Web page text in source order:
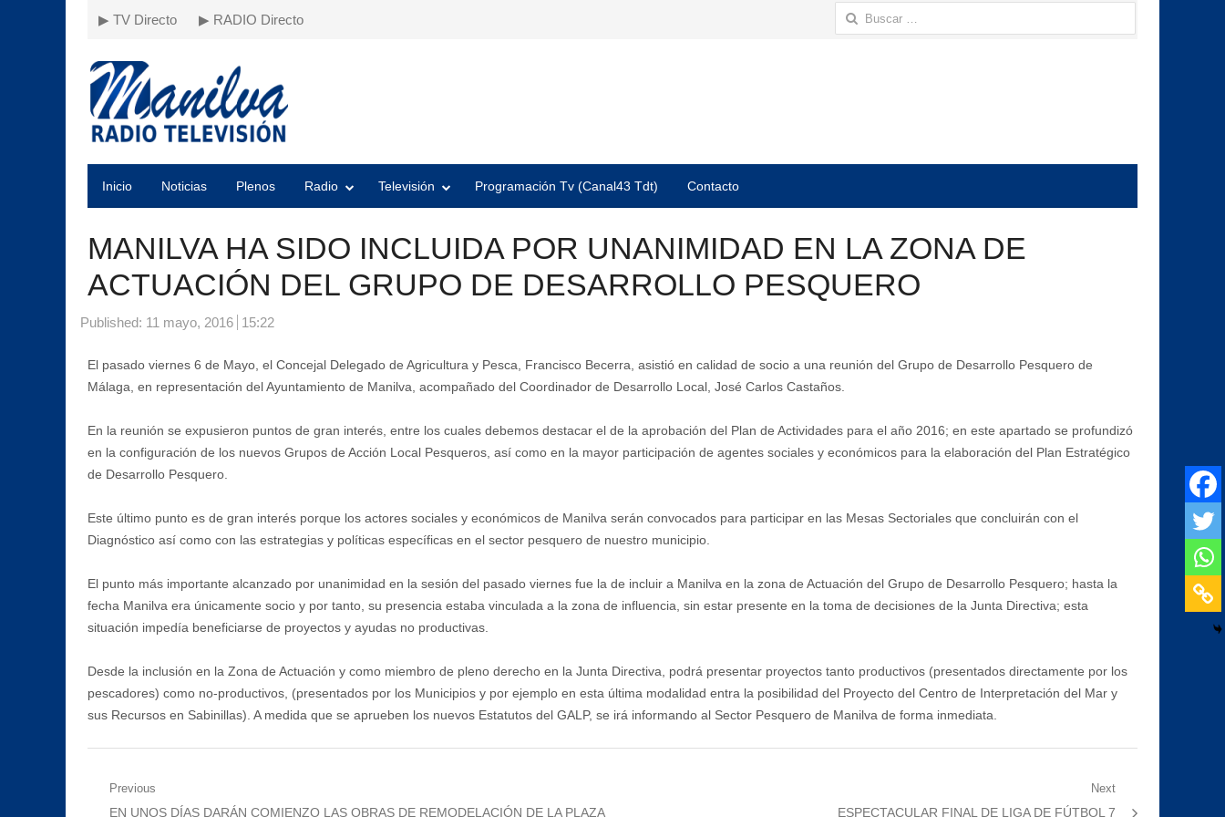
▶ TV Directo ▶ RADIO Directo Buscar:
Inicio Noticias Plenos Radio Televisión Programación Tv (Canal43 Tdt) Contacto
MANILVA HA SIDO INCLUIDA POR UNANIMIDAD EN LA ZONA DE
ACTUACIÓN DEL GRUPO DE DESARROLLO PESQUERO
Published: 11 mayo, 2016 15:22
El pasado viernes 6 de Mayo, el Concejal Delegado de Agricultura y Pesca, Francisco Becerra, asistió en calidad de socio a una reunión del Grupo de Desarrollo Pesquero de
Málaga, en representación del Ayuntamiento de Manilva, acompañado del Coordinador de Desarrollo Local, José Carlos Castaños.
En la reunión se expusieron puntos de gran interés, entre los cuales debemos destacar el de la aprobación del Plan de Actividades para el año 2016; en este apartado se profundizó
en la configuración de los nuevos Grupos de Acción Local Pesqueros, así como en la mayor participación de agentes sociales y económicos para la elaboración del Plan Estratégico
de Desarrollo Pesquero.
Este último punto es de gran interés porque los actores sociales y económicos de Manilva serán convocados para participar en las Mesas Sectoriales que concluirán con el
Diagnóstico así como con las estrategias y políticas específicas en el sector pesquero de nuestro municipio.
El punto más importante alcanzado por unanimidad en la sesión del pasado viernes fue la de incluir a Manilva en la zona de Actuación del Grupo de Desarrollo Pesquero; hasta la
fecha Manilva era únicamente socio y por tanto, su presencia estaba vinculada a la zona de influencia, sin estar presente en la toma de decisiones de la Junta Directiva; esta
situación impedía beneficiarse de proyectos y ayudas no productivas.
Desde la inclusión en la Zona de Actuación y como miembro de pleno derecho en la Junta Directiva, podrá presentar proyectos tanto productivos (presentados directamente por los
pescadores) como no-productivos, (presentados por los Municipios y por ejemplo en esta última modalidad entra la posibilidad del Proyecto del Centro de Interpretación del Mar y
sus Recursos en Sabinillas). A medida que se aprueben los nuevos Estatutos del GALP, se irá informando al Sector Pesquero de Manilva de forma inmediata.
Navegación
Previous
Previous
EN UNOS DÍAS DARÁN COMIENZO LAS OBRAS DE REMODELACIÓN DE LA PLAZA
Next
Next
ESPECTACULAR FINAL DE LIGA DE FÚTBOL 7